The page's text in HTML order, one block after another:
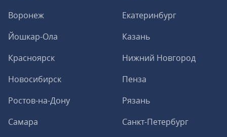
Воронеж
Екатеринбург
Йошкар-Ола
Казань
Красноярск
Нижний Новгород
Новосибирск
Пенза
Ростов-на-Дону
Рязань
Самара
Санкт-Петербург